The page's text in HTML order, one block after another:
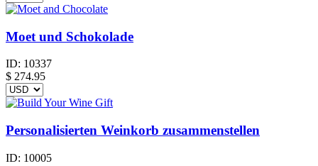
Moet und Schokolade
ID: 10337
$ 274.95
Personalisierten Weinkorb zusammenstellen
ID: 10005